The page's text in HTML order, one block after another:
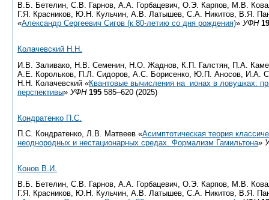
В.Б. Бетелин, С.В. Гарнов, А.А. Горбацевич, О.Э. Карпов, М.В.
Г.Я. Красников, Ю.Н. Кульчин, А.В. Латышев, С.А. Никитов, В.Я.
«Александр Сергеевич Сигов (к 80-летию со дня рождения)» УФН
Колачевский Н.Н.
И.В. Заливако, Н.В. Семенин, Н.О. Жаднов, К.П. Галстян, П.А.
А.Е. Корольков, П.Л. Сидоров, А.С. Борисенко, Ю.П. Аносов, И.А.
Н.Н. Колачевский «Квантовые вычисления на ионах в ловушках:
перспективы» УФН 195 585–620 (2025)
Кондратенко П.С.
П.С. Кондратенко, Л.В. Матвеев «Асимптотическая теория
неоднородных и нестационарных средах. Формализм Гамильтона»
Конов В.И.
В.Б. Бетелин, С.В. Гарнов, А.А. Горбацевич, О.Э. Карпов, М.В.
Г.Я. Красников, Ю.Н. Кульчин, А.В. Латышев, С.А. Никитов, В.Я.